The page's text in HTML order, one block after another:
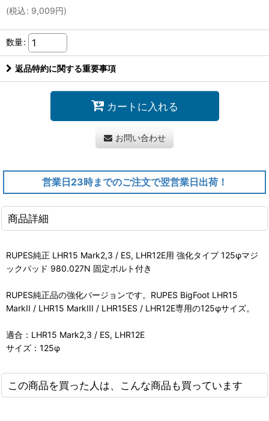
(税込: 9,009円)
数量:
返品特約に関する重要事項
カートに入れる
お問い合わせ
営業日23時までのご注文で翌営業日出荷！
商品詳細
RUPES純正 LHR15 Mark2,3 / ES, LHR12E用 強化タイプ 125φマジ
ックパッド 980.027N 固定ボルト付き
RUPES純正品の強化バージョンです。RUPES BigFoot LHR15
MarkII / LHR15 MarkIII / LHR15ES / LHR12E専用の125φサイズ。
適合：LHR15 Mark2,3 / ES, LHR12E
サイズ：125φ
この商品を買った人は、こんな商品も買っています